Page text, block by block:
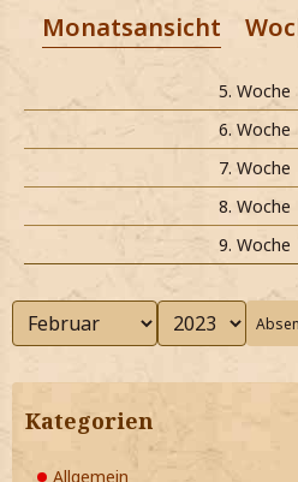
Jetzt Fanclub-
Monatsansicht
5. Woche
6. Woche
7. Woche
8. Woche
9. Woche
Kategorien
Allgemein